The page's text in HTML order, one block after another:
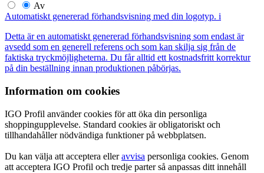
Av
Automatiskt genererad förhandsvisning med din logotyp. i
Detta är en automatiskt genererad förhandsvisning som endast är
avsedd som en generell referens och som kan skilja sig från de
faktiska tryckmöjligheterna. Du får alltid ett kostnadsfritt korrektur
på din beställning innan produktionen påbörjas.
Information om cookies
IGO Profil använder cookies för att öka din personliga
shoppingupplevelse. Standard cookies är obligatoriskt och
tillhandahåller nödvändiga funktioner på webbplatsen.
Du kan välja att acceptera elleravvisa personliga cookies. Genom
att acceptera IGO Profil och tredje parter så anpassas ditt innehåll